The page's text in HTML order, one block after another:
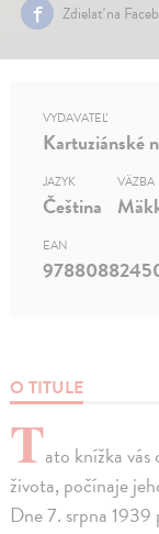
Zdielať na
O TITULE
Tato knížka
života, počínaje
Dne 7. srpna 1939
VYDAVATEĽ
Kartuziánské
JAZYK
Čeština
VÄZBA
EAN